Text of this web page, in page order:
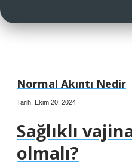
Normal Akıntı Nedir
Tarih: Ekim 20, 2024
Sağlıklı
olmalı?